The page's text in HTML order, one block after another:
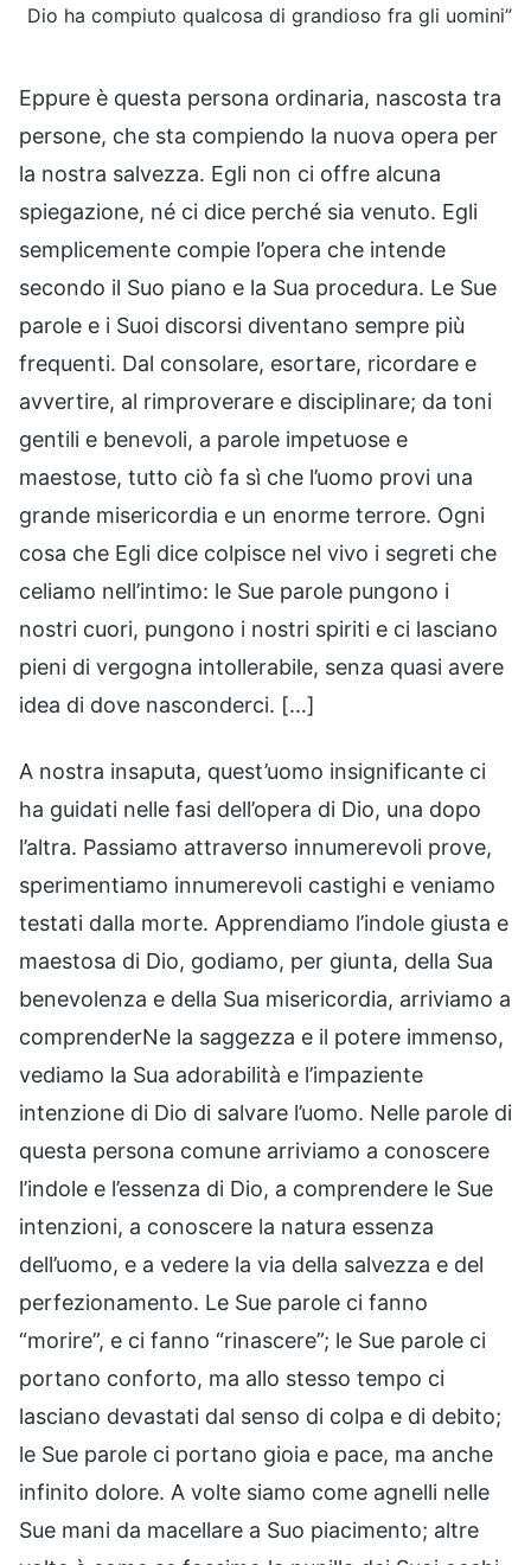
Dio ha compiuto qualcosa di grandioso fra gli uomini”
Eppure è questa persona ordinaria, nascosta tra
persone, che sta compiendo la nuova opera per
la nostra salvezza. Egli non ci offre alcuna
spiegazione, né ci dice perché sia venuto. Egli
semplicemente compie l’opera che intende
secondo il Suo piano e la Sua procedura. Le Sue
parole e i Suoi discorsi diventano sempre più
frequenti. Dal consolare, esortare, ricordare e
avvertire, al rimproverare e disciplinare; da toni
gentili e benevoli, a parole impetuose e
maestose, tutto ciò fa sì che l’uomo provi una
grande misericordia e un enorme terrore. Ogni
cosa che Egli dice colpisce nel vivo i segreti che
celiamo nell’intimo: le Sue parole pungono i
nostri cuori, pungono i nostri spiriti e ci lasciano
pieni di vergogna intollerabile, senza quasi avere
idea di dove nasconderci. […]
A nostra insaputa, quest’uomo insignificante ci
ha guidati nelle fasi dell’opera di Dio, una dopo
l’altra. Passiamo attraverso innumerevoli prove,
sperimentiamo innumerevoli castighi e veniamo
testati dalla morte. Apprendiamo l’indole giusta e
maestosa di Dio, godiamo, per giunta, della Sua
benevolenza e della Sua misericordia, arriviamo a
comprenderNe la saggezza e il potere immenso,
vediamo la Sua adorabilità e l’impaziente
intenzione di Dio di salvare l’uomo. Nelle parole di
questa persona comune arriviamo a conoscere
l’indole e l’essenza di Dio, a comprendere le Sue
intenzioni, a conoscere la natura essenza
dell’uomo, e a vedere la via della salvezza e del
perfezionamento. Le Sue parole ci fanno
“morire”, e ci fanno “rinascere”; le Sue parole ci
portano conforto, ma allo stesso tempo ci
lasciano devastati dal senso di colpa e di debito;
le Sue parole ci portano gioia e pace, ma anche
infinito dolore. A volte siamo come agnelli nelle
Sue mani da macellare a Suo piacimento; altre